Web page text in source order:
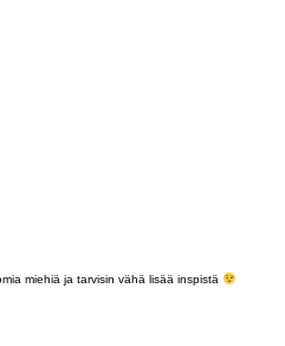
miehiä ja tarvisin vähä lisää inspistä